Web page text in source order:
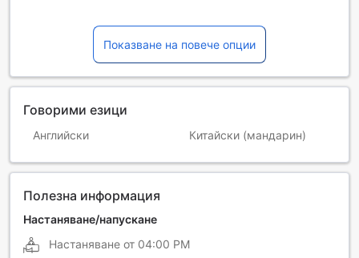
Показване на повече опции
Говорими езици
Английски Китайски (мандарин)
Полезна информация
Настаняване/напускане
Настаняване от 04:00 PM